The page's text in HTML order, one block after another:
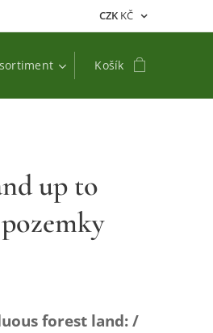
CZK KČ
Košík
up to
forest land: /